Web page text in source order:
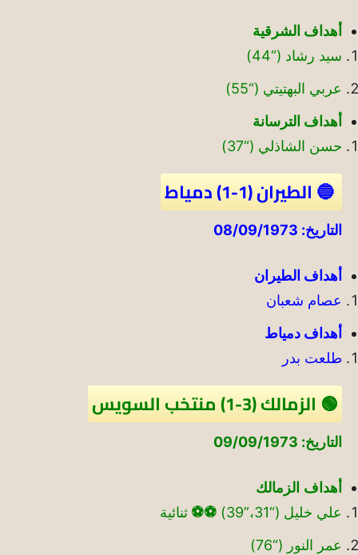
أهداف الشرقية
سيد رشاد (“44)
عربي البهتيتي (“55)
أهداف الترسانة
حسن الشاذلي (“37)
🔵 الطيران (1-1) دمياط
التاريخ: 08/09/1973
أهداف الطيران
عصام شعبان
أهداف دمياط
طلعت بدر
🟢 الزمالك (3-1) منتخب السويس
التاريخ: 09/09/1973
أهداف الزمالك
علي خليل (“31،”39)
⚽
⚽ ثنائية
عمر النور (“76)